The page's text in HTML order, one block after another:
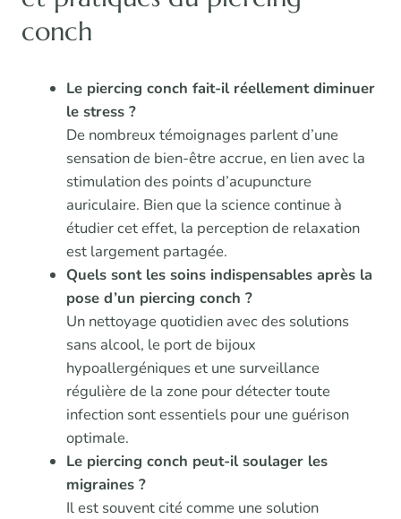
conch
Le piercing conch fait-il réellement diminuer
le stress ?
De nombreux témoignages parlent d’une
sensation de bien-être accrue, en lien avec la
stimulation des points d’acupuncture
auriculaire. Bien que la science continue à
étudier cet effet, la perception de relaxation
est largement partagée.
Quels sont les soins indispensables après la
pose d’un piercing conch ?
Un nettoyage quotidien avec des solutions
sans alcool, le port de bijoux
hypoallergéniques et une surveillance
régulière de la zone pour détecter toute
infection sont essentiels pour une guérison
optimale.
Le piercing conch peut-il soulager les
migraines ?
Il est souvent cité comme une solution